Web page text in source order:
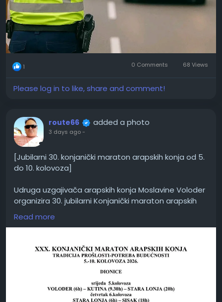
1 0 Comments 68 Views
Please log in to like, share and comment!
route66 added a photo
3 days ago-
[Jubilarni 30. konjanički maraton arapskih konja od 5.
do 10. kolovoza]
Udruga uzgajivača arapskih konja Moslavine Voloder
organizira 30. jubilarni Konjanički maraton arapskih
konja, koji će se održati od 5. do 10. kolovoza 2026.
godine pod sloganom „Tradicija prošlosti – potreba
Read more